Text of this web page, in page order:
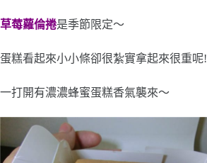
草莓蘿倫捲是季節限定～
蛋糕看起來小小條卻很紮實拿起來很重呢!
一打開有濃濃蜂蜜蛋糕香氣襲來～